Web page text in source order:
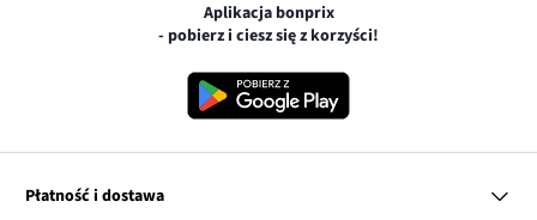
Aplikacja bonprix
- pobierz i ciesz się z korzyści!
Płatność i dostawa